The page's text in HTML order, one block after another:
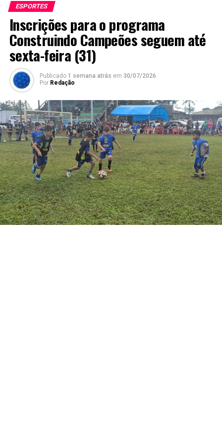
ESPORTES
Inscrições para o programa
Construindo Campeões seguem até
sexta-feira (31)
Publicado 1 semana atrás em 30/07/2026
Por Redação